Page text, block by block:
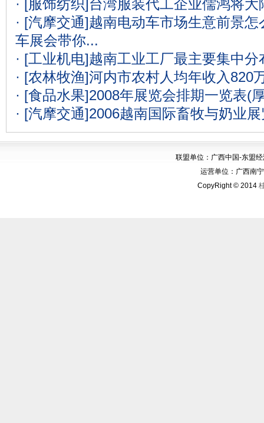
· [服饰纺织]台湾服装代工企业儒鸿将
· [汽摩交通]越南电动车市场生意前景
车展会带你...
· [工业机电]越南工业工厂最主要集中分
· [农林牧渔]河内市农村人均年收入820
· [食品水果]2008年展览会排期一览表(
· [汽摩交通]2006越南国际畜牧与奶业
联盟单位：广西中国-东盟
运营单位：广西南
CopyRight © 2014